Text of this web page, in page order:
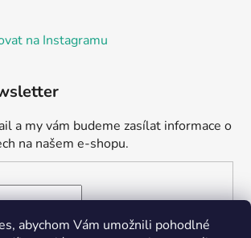
abychom Vám umožnili pohodlné
na Instagramu
a my vám budeme zasílat informace o
na našem e-shopu.
souhlasíte s
podmínkami ochrany